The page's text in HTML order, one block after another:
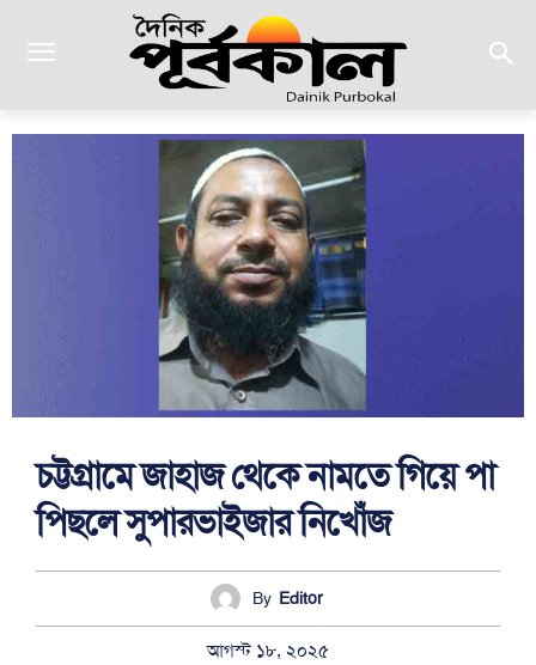
চট্টগ্রামে জাহাজ থেকে নামতে গিয়ে পা
পিছলে সুপারভাইজার নিখোঁজ
By Editor
আগস্ট ১৮, ২০২৫